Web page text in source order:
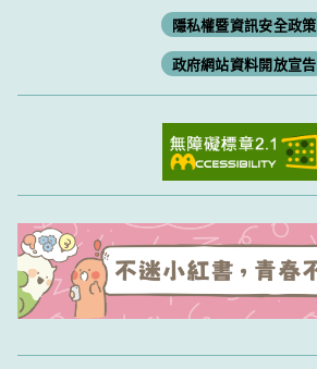
隱私權暨資訊安全政策
政府網站資料開放宣告